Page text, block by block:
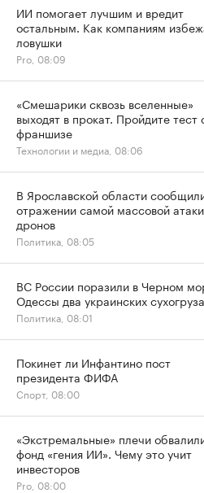
ИИ помогает лучшим и вредит
остальным. Как компаниям
ловушки
Pro, 08:09
«Смешарики сквозь вселенные»
выходят в прокат. Пройдите тест
франшизе
Технологии и медиа, 08:06
В Ярославской области
отражении самой массовой атаки
дронов
Политика, 08:05
ВС России поразили в Черном
Одессы два украинских сухогруза
Политика, 08:01
Покинет ли Инфантино пост
президента ФИФА
Спорт, 08:00
«Экстремальные» плечи
фонд «гения ИИ». Чему это учит
инвесторов
Pro, 08:00